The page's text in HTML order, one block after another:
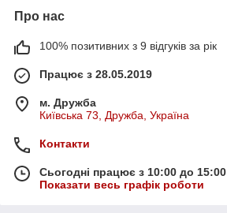
Про нас
100% позитивних з 9 відгуків за рік
Працює з 28.05.2019
м. Дружба
Київська 73, Дружба, Україна
Контакти
Сьогодні працює з 10:00 до 15:00
Показати весь графік роботи